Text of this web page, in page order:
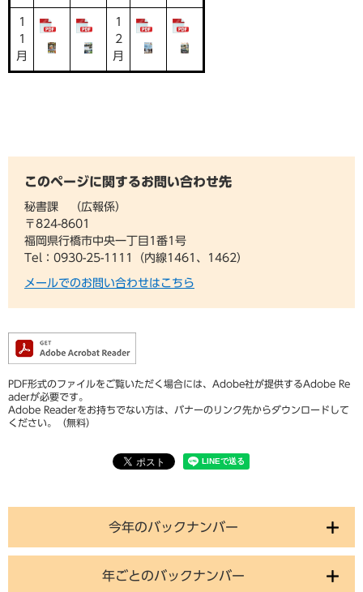
今年のバックナンバー
年ごとのバックナンバー
1
1
月
1
2
月
このページに関するお問い合わせ先
秘書課
広報係
〒824-8601
福岡県行橋市中央一丁目1番1号
Tel：0930-25-1111（内線1461、1462）
メールでのお問い合わせはこちら
PDF形式のファイルをご覧いただく場合には、Adobe社が提供するAdobe Re
aderが必要です。
Adobe Readerをお持ちでない方は、バナーのリンク先からダウンロードして
ください。（無料）